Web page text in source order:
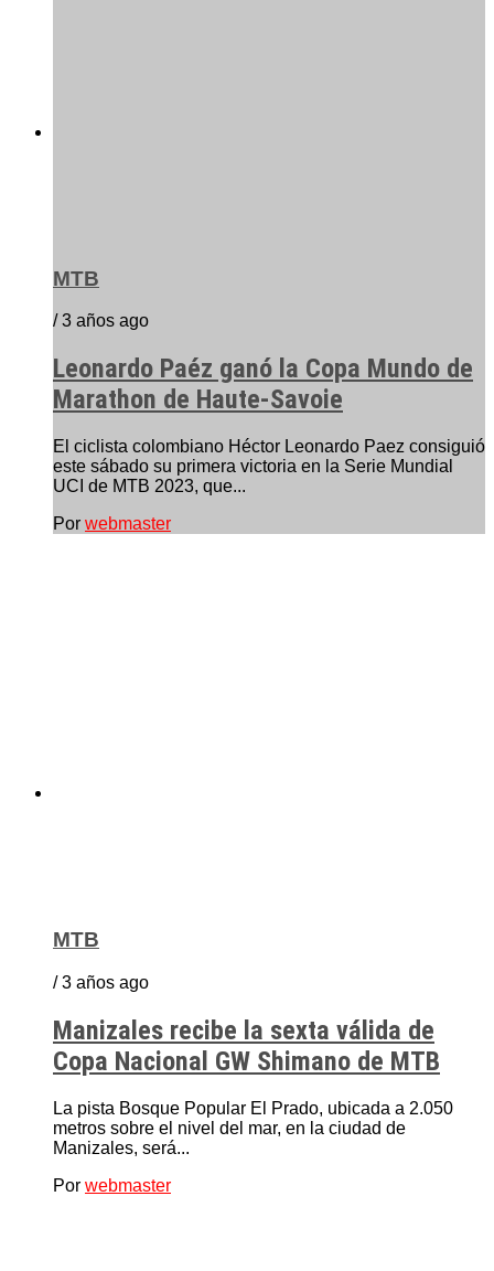
MTB
/ 3 años ago
Leonardo Paéz ganó la Copa Mundo de
Marathon de Haute-Savoie
El ciclista colombiano Héctor Leonardo Paez consiguió
este sábado su primera victoria en la Serie Mundial
UCI de MTB 2023, que...
Por webmaster
MTB
/ 3 años ago
Manizales recibe la sexta válida de
Copa Nacional GW Shimano de MTB
La pista Bosque Popular El Prado, ubicada a 2.050
metros sobre el nivel del mar, en la ciudad de
Manizales, será...
Por webmaster